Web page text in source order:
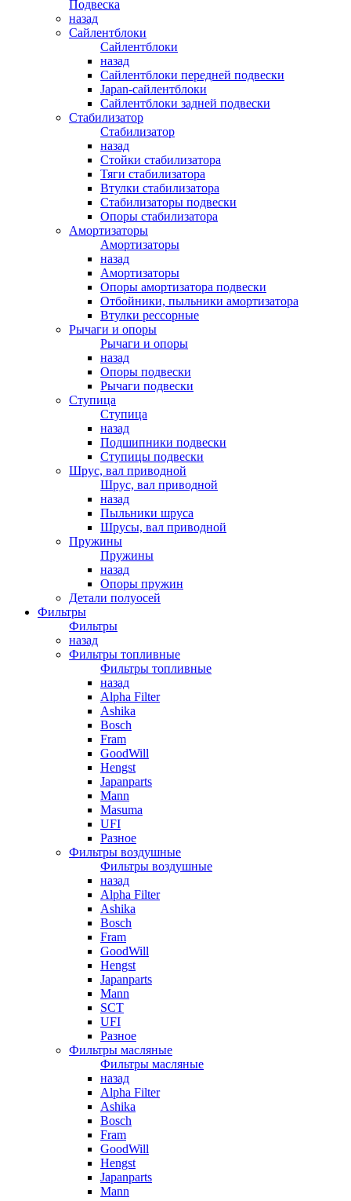
Подвеска
назад
Сайлентблоки
Сайлентблоки
назад
Сайлентблоки передней подвески
Japan-сайлентблоки
Сайлентблоки задней подвески
Стабилизатор
Стабилизатор
назад
Стойки стабилизатора
Тяги стабилизатора
Втулки стабилизатора
Стабилизаторы подвески
Опоры стабилизатора
Амортизаторы
Амортизаторы
назад
Амортизаторы
Опоры амортизатора подвески
Отбойники, пыльники амортизатора
Втулки рессорные
Рычаги и опоры
Рычаги и опоры
назад
Опоры подвески
Рычаги подвески
Ступица
Ступица
назад
Подшипники подвески
Ступицы подвески
Шрус, вал приводной
Шрус, вал приводной
назад
Пыльники шруса
Шрусы, вал приводной
Пружины
Пружины
назад
Опоры пружин
Детали полуосей
Фильтры
Фильтры
назад
Фильтры топливные
Фильтры топливные
назад
Alpha Filter
Ashika
Bosch
Fram
GoodWill
Hengst
Japanparts
Mann
Masuma
UFI
Разное
Фильтры воздушные
Фильтры воздушные
назад
Alpha Filter
Ashika
Bosch
Fram
GoodWill
Hengst
Japanparts
Mann
SCT
UFI
Разное
Фильтры масляные
Фильтры масляные
назад
Alpha Filter
Ashika
Bosch
Fram
GoodWill
Hengst
Japanparts
Mann